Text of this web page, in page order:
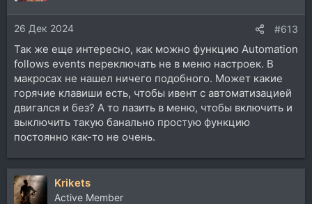
26 Дек 2024 #613
Так же еще интересно, как можно функцию Automation
follows events переключать не в меню настроек. В
макросах не нашел ничего подобного. Может какие
горячие клавиши есть, чтобы ивент с автоматизацией
двигался и без? А то лазить в меню, чтобы включить и
выключить такую банально простую функцию
постоянно как-то не очень.
Krikets
Active Member